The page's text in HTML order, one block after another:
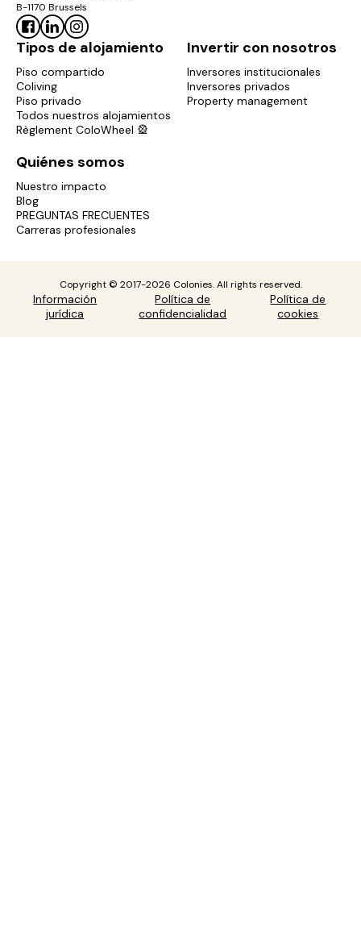
B-1170 Brussels
Tipos de alojamiento
Piso compartido
Coliving
Piso privado
Todos nuestros alojamientos
Règlement ColoWheel 🎡
Invertir con nosotros
Inversores institucionales
Inversores privados
Property management
Quiénes somos
Nuestro impacto
Blog
PREGUNTAS FRECUENTES
Carreras profesionales
Copyright © 2017-2026 Colonies. All rights reserved.
Información
jurídica
Política de
confidencialidad
Política de
cookies